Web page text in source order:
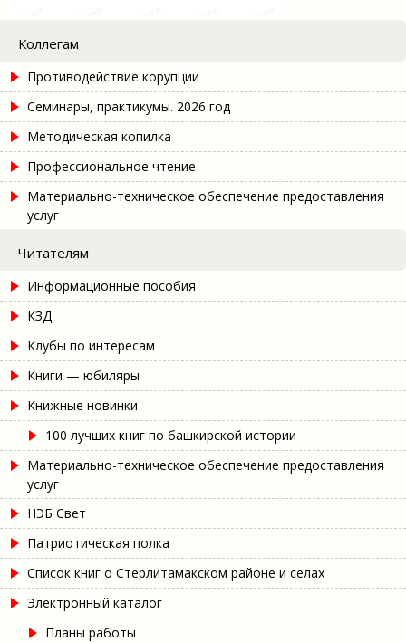
Коллегам
Противодействие корупции
Семинары, практикумы. 2026 год
Методическая копилка
Профессиональное чтение
Материально-техническое обеспечение предоставления
услуг
Читателям
Информационные пособия
КЗД
Клубы по интересам
Книги — юбиляры
Книжные новинки
100 лучших книг по башкирской истории
Материально-техническое обеспечение предоставления
услуг
НЭБ Свет
Патриотическая полка
Список книг о Стерлитамакском районе и селах
Электронный каталог
Планы работы